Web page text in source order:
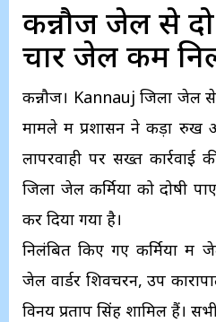
कन्नौज जेल से
चार जेल कर्मी
कन्नौज। Kannauj जिला जेल
मामले में प्रशासन ने कड़ा रुख
लापरवाही पर सख्त कार्रवाई
जिला जेल कर्मियों को दोषी
कर दिया गया है।
निलंबित किए गए कर्मियों में
जेल वार्डर शिवचरन, उप
विनय प्रताप सिंह शामिल हैं।